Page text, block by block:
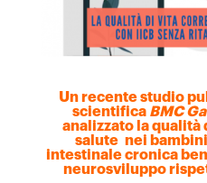
Un recente studio
scientifica BMC
analizzato la
salutenei
intestinalecronica
neurosviluppo